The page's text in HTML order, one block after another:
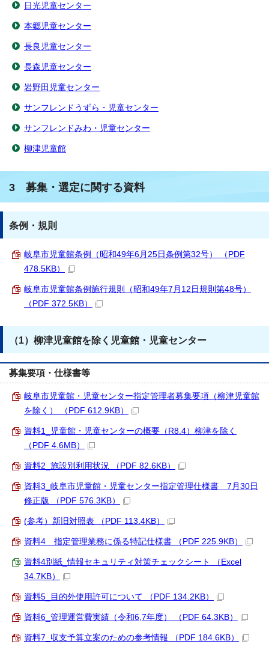
日光児童センター
本郷児童センター
長良児童センター
長森児童センター
岩野田児童センター
サンフレンドうずら・児童センター
サンフレンドみわ・児童センター
柳津児童館
3 募集・選定に関する資料
条例・規則
岐阜市児童館条例（昭和49年6月25日条例第32号） （PDF
478.5KB）
岐阜市児童館条例施行規則（昭和49年7月12日規則第48号）
（PDF 372.5KB）
（1）柳津児童館を除く児童館・児童センター
募集要項・仕様書等
岐阜市児童館・児童センター指定管理者募集要項（柳津児童館
を除く） （PDF 612.9KB）
資料1_児童館・児童センターの概要（R8.4）柳津を除く
（PDF 4.6MB）
資料2_施設別利用状況 （PDF 82.6KB）
資料3_岐阜市児童館・児童センター指定管理仕様書 7月30日
修正版 （PDF 576.3KB）
(参考）新旧対照表 （PDF 113.4KB）
資料4 指定管理業務に係る特記仕様書 （PDF 225.9KB）
資料4別紙_情報セキュリティ対策チェックシート （Excel
34.7KB）
資料5_目的外使用許可について （PDF 134.2KB）
資料6_管理運営費実績（令和6,7年度） （PDF 64.3KB）
資料7_収支予算立案のための参考情報 （PDF 184.6KB）